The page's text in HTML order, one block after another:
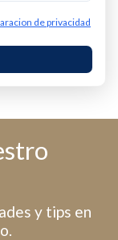
de privacidad
y tips en